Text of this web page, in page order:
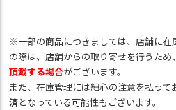
※一部の商品につきましては、店舗に在
の際は、店舗からの取り寄せを行うため
頂戴する場合がございます。
また、在庫管理には細心の注意を払っ
済となっている可能性もございます。